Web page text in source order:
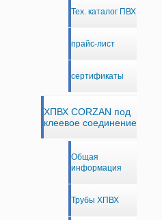
Тех. каталог ПВХ
прайс-лист
сертификаты
ХПВХ CORZAN под
клеевое соединение
Общая
информация
Трубы ХПВХ